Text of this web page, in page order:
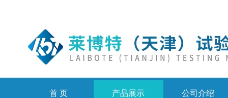
首 页 产品展示 公司介绍